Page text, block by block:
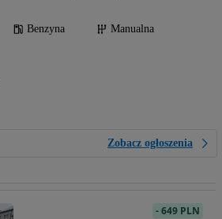
Benzyna
Manualna
Zobacz ogłoszenia
-649 PLN